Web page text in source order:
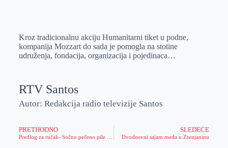
Kroz tradicionalnu akciju Humanitarni tiket u podne,
kompanija Mozzart do sada je pomogla na stotine
udruženja, fondacija, organizacija i pojedinaca…
RTV Santos
Autor: Redakcija radio televizije Santos
PRETHODNO SLEDEĆE
Dvodnevni sajam meda u Zrenjaninu